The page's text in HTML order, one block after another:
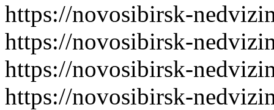
https://novosibirsk-
https://novosibirsk-
https://novosibirsk-
https://novosibirsk-